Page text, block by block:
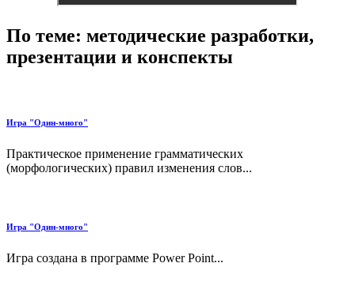
По теме: методические разработки,
презентации и конспекты
Игра "Один-много"
Практическое применение грамматических
(морфологических) правил изменения слов...
Игра "Один-много"
Игра создана в программе Power Point...